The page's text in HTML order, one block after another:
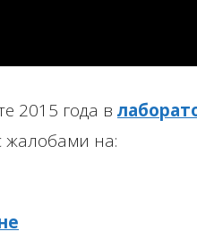
2015 года в
жалобами на: